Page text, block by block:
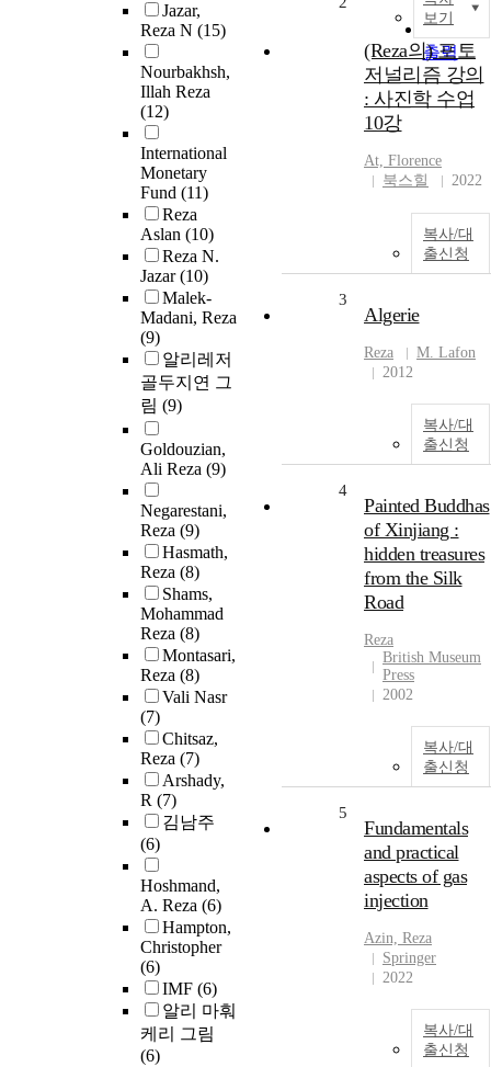
Jazar,
Reza N (15)
Nourbakhsh,
Illah Reza
(12)
International
Monetary
Fund (11)
Reza
Aslan (10)
Reza N.
Jazar(10)
Malek-
Madani, Reza
(9)
알리레저
골두지연 그
림 (9)
Goldouzian,
Ali Reza (9)
Negarestani,
Reza (9)
Hasmath,
Reza (8)
Shams,
Mohammad
Reza (8)
Montasari,
Reza (8)
Vali Nasr
(7)
Chitsaz,
Reza (7)
Arshady,
R (7)
김남주
(6)
Hoshmand,
A. Reza (6)
Hampton,
Christopher
(6)
IMF (6)
알리 마훠
케리 그림
(6)
출력
100개씩
출력
보기
(Reza의) 포토
저널리즘 강의
: 사진학 수업
10강
At, Florence
북스힐
2022
복사/대
출신청
3
Algerie
Reza
M. Lafon
2012
복사/대
출신청
4
Painted Buddhas
of Xinjiang :
hidden treasures
from the Silk
Road
Reza
British Museum
Press
2002
복사/대
출신청
5
Fundamentals
and practical
aspects of gas
injection
Azin, Reza
Springer
2022
복사/대
출신청